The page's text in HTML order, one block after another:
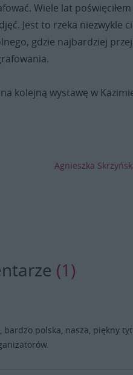
Wiele lat
Jest to rzeka niezwykle
gdzie najbardziej
kolejną wystawę w
Agnieszka
(1)
bardzo polska, nasza, piękny